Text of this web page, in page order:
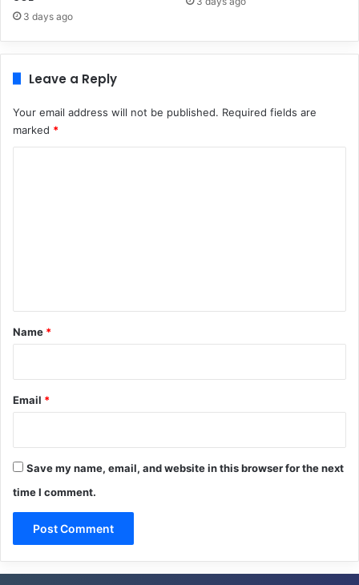
3 days ago
Leave a Reply
Your email address will not be published. Required fields are
marked *
*
Name *
Email *
Save my name, email, and website in this browser for the next
time I comment.